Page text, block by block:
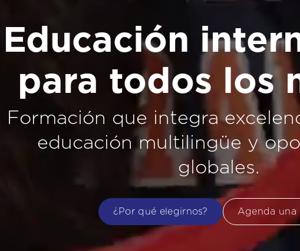
Educación
para todos los
Formación que integra
educación multilingüe y
globales.
¿Por qué elegirnos? Agenda una